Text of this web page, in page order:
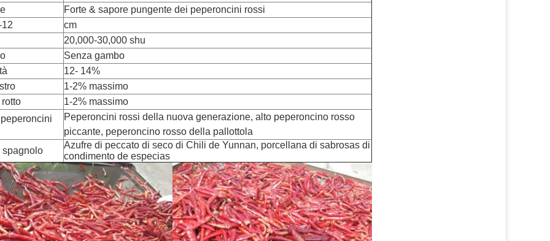
Forte & sapore pungente dei peperoncini rossi
cm
20,000-30,000 shu
Senza gambo
12- 14%
1-2% massimo
rotto
1-2% massimo
Peperoncini rossi della nuova generazione, alto peperoncino rosso
piccante, peperoncino rosso della pallottola
spagnolo
Azufre di peccato di seco di Chili de Yunnan, porcellana di sabrosas di
condimento de especias